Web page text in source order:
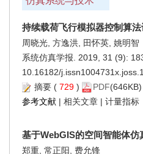
持续载荷飞行模拟器控制算
周晓光, 方逸洪, 田怀英, 姚明智
系统仿真学报. 2019, 31 (9):
10.16182/
摘要 ( 729 ) PDF
参考文献 | 相关文章 | 计量指标
基于WebGIS的空间智能体仿
郑重, 常正阳, 费允锋